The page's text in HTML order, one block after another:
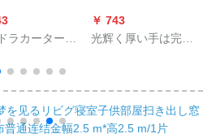
ラカーターテ
グの外窓精致
光既制カータ
レンレンレン
ンテーテン(银
￥ 743
光辉く厚い手は完全
テジジは2.1*高さ1.8
の逸品を完全に遮光
したままにする。